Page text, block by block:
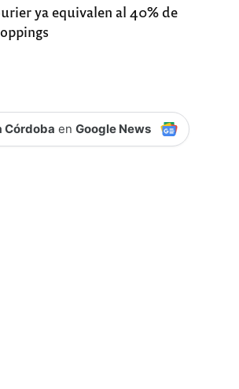
ya equivalen al 40% de
Córdoba enGoogle News